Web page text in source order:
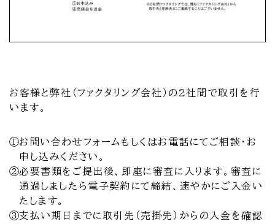
お客様と弊社（ファクタリング会社）の2社間で取引を行
います。
①お問い合わせフォームもしくはお電話にてご相談・お
申し込みください。
②必要書類をご提出後、即座に審査に入ります。審査に
通過しましたら電子契約にて締結、速やかにご入金い
たします。
③支払い期日までに取引先（売掛先）からの入金を確認